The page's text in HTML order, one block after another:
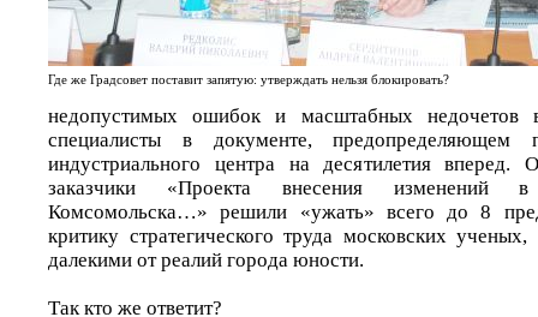
Где же Градсовет поставит запятую: утверждать нельзя блокировать?
недопустимых ошибок и масштабных недочетов
специалисты в документе, предопределяющем
индустриального центра на десятилетия вперед.
заказчики «Проекта внесения изменений
Комсомольска…» решили «ужать» всего до 8
критику стратегического труда московских
далекими от реалий города юности.
Так кто же ответит?